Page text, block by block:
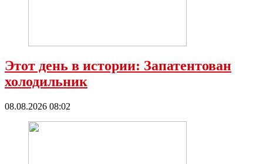
Этот день в истории: Запатентован
холодильник
08.08.2026 08:02